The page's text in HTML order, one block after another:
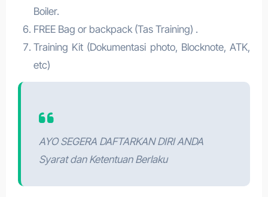
Boiler.
FREE Bag or backpack (Tas Training) .
Training Kit (Dokumentasi photo, Blocknote, ATK,
etc)
AYO SEGERA DAFTARKAN DIRI ANDA
Syarat dan Ketentuan Berlaku